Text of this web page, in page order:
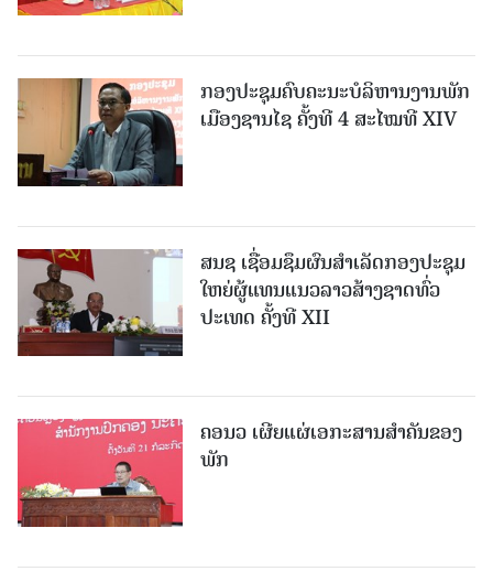
ກອງປະຊຸມຄົບຄະນະບໍລິຫານງານພັກ
ເມືອງຊານ​ໄຊ ຄັ້ງທີ 4 ສະໄໝທີ XIV
ສນຊ ເຊື່ອມຊຶມຜົນສໍາເລັດກອງປະຊຸມ
ໃຫຍ່ຜູ້ແທນແນວລາວສ້າງຊາດທົ່ວ
ປະເທດ ຄັ້ງທີ XII
ຄອນວ ເຜີຍແຜ່ເອກະສານສໍາຄັນຂອງ
ພັກ